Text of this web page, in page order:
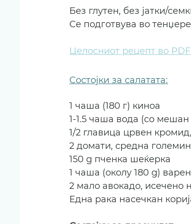
Без глутен, без јатки/
Се подготвува во
Целосниот рецепт во
Состојки за салатата:
1 чаша (180 г) киноа
1-1.5 чаша вода (со мешан
1/2 главица црвен
2 домати, средна
150 g пченка шеќерка
1 чаша (околу 180 g)
2 мало авокадо, исечено
Една рака насечкан